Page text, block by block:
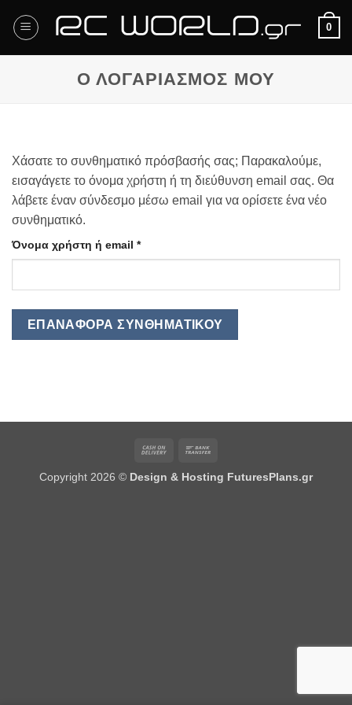
στο
0
Ο ΛΟΓΑΡΙΑΣΜΌΣ ΜΟΥ
Χάσατε το συνθηματικό πρόσβασής σας; Παρακαλούμε,
εισαγάγετε το όνομα χρήστη ή τη διεύθυνση email σας. Θα
λάβετε έναν σύνδεσμο μέσω email για να ορίσετε ένα νέο
συνθηματικό.
Όνομα χρήστη ή email *Απαιτείται
ΕΠΑΝΑΦΟΡΆ ΣΥΝΘΗΜΑΤΙΚΟΎ
Cash
Delivery
Copyright 2026 © Design & Hosting FuturesPlans.gr